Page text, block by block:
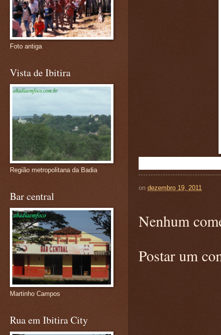
on dezembro 19, 2011
Nenhum
Postar um
Foto antiga
Vista de Ibitira
Região metropolitana da Badia
Bar central
Martinho Campos
Rua em Ibitira City